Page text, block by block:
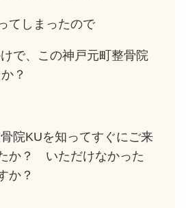
てしまったので
で、この神戸元町整骨院
？
院KUを知ってすぐにご来
か？ いただけなかった
か？